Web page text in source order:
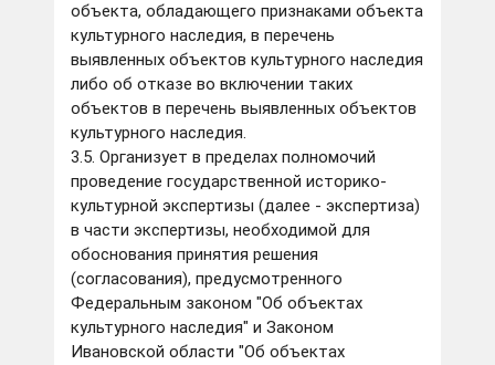
объекта, обладающего признаками объекта
культурного наследия, в перечень
выявленных объектов культурного наследия
либо об отказе во включении таких
объектов в перечень выявленных объектов
культурного наследия.
3.5. Организует в пределах полномочий
проведение государственной историко-
культурной экспертизы (далее - экспертиза)
в части экспертизы, необходимой для
обоснования принятия решения
(согласования), предусмотренного
Федеральным законом "Об объектах
культурного наследия" и Законом
Ивановской области "Об объектах